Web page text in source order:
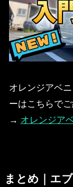
オレンジアベ
ーはこちらでご
→ オレンジア
まとめ｜エ